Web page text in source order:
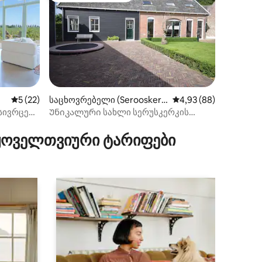
საშუალო შეფასებაა 5‑დან 5, 22 მიმოხილვა
5 (22)
საცხოვრებელი (Serooskerk
e)
საშუალო შეფასებაა
4,93 (88)
Უნიკალური სახლი სერუსკერკის
ტარიფები